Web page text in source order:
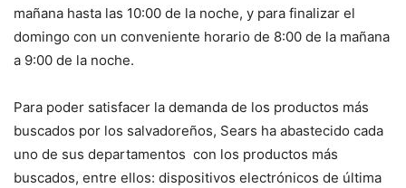
mañana hasta las 10:00 de la noche, y para finalizar el
domingo con un conveniente horario de 8:00 de la mañana
a 9:00 de la noche.
Para poder satisfacer la demanda de los productos más
buscados por los salvadoreños, Sears ha abastecido cada
uno de sus departamentos con los productos más
buscados, entre ellos: dispositivos electrónicos de última